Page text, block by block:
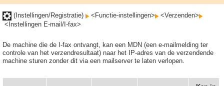
(Instellingen/Registratie) <Functie-instellingen>
<Verzenden>
<Instellingen E-mail/I-fax>
De machine die de I-fax ontvangt, kan een MDN (een e-mailmelding ter
controle van het verzendresultaat) naar het IP-adres van de verzendende
machine sturen zonder dit via een mailserver te laten verlopen.